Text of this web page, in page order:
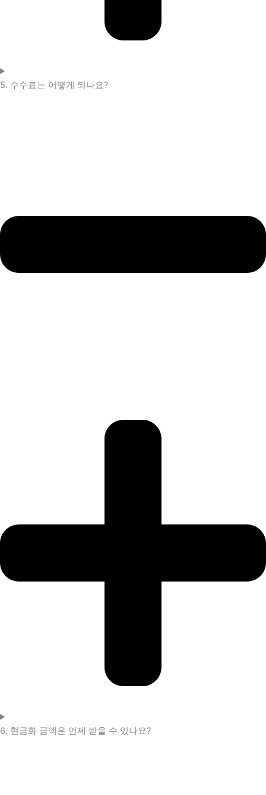
5. 수수료는 어떻게 되나요?
6. 현금화 금액은 언제 받을 수 있나요?